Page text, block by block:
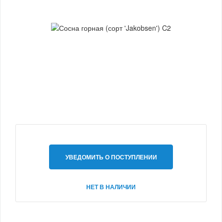
УВЕДОМИТЬ О ПОСТУПЛЕНИИ
НЕТ В НАЛИЧИИ